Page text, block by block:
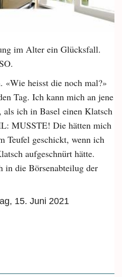
im Alter ein Glücksfall.
«Wie heisst die noch mal?»
Tag. Ich kann mich an jene
ich in Basel einen Klatsch
MUSSTE! Die hätten mich
Teufel geschickt, wenn ich
aufgeschnürt hätte.
in die Börsenabteilug der
15. Juni 2021